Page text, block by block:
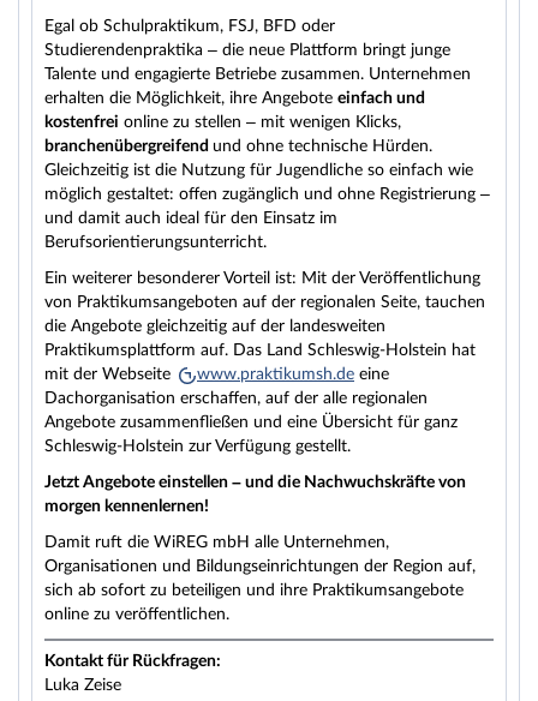
Egal ob Schulpraktikum, FSJ, BFD oder
Studierendenpraktika – die neue Plattform bringt junge
Talente und engagierte Betriebe zusammen. Unternehmen
erhalten die Möglichkeit, ihre Angebote einfach und
kostenfrei online zu stellen – mit wenigen Klicks,
branchenübergreifend und ohne technische Hürden.
Gleichzeitig ist die Nutzung für Jugendliche so einfach wie
möglich gestaltet: offen zugänglich und ohne Registrierung –
und damit auch ideal für den Einsatz im
Berufsorientierungsunterricht.
Ein weiterer besonderer Vorteil ist: Mit der Veröffentlichung
von Praktikumsangeboten auf der regionalen Seite, tauchen
die Angebote gleichzeitig auf der landesweiten
Praktikumsplattform auf. Das Land Schleswig-Holstein hat
mit der Webseite
www.praktikumsh.de eine
Dachorganisation erschaffen, auf der alle regionalen
Angebote zusammenfließen und eine Übersicht für ganz
Schleswig-Holstein zur Verfügung gestellt.
Jetzt Angebote einstellen – und die Nachwuchskräfte von
morgen kennenlernen!
Damit ruft die WiREG mbH alle Unternehmen,
Organisationen und Bildungseinrichtungen der Region auf,
sich ab sofort zu beteiligen und ihre Praktikumsangebote
online zu veröffentlichen.
Kontakt für Rückfragen:
Luka Zeise